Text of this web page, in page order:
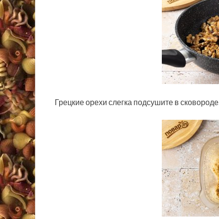
Грецкие орехи слегка подсушите в